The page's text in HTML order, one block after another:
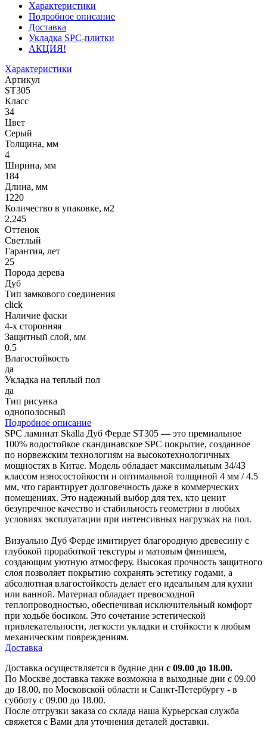
Характеристики
Подробное описание
Доставка
Укладка SPC-плитки
АКЦИЯ!
Характеристики
Артикул
ST305
Класс
34
Цвет
Серый
Толщина, мм
4
Ширина, мм
184
Длина, мм
1220
Количество в упаковке, м2
2,245
Оттенок
Светлый
Гарантия, лет
25
Порода дерева
Дуб
Тип замкового соединения
click
Наличие фаски
4-х сторонняя
Защитный слой, мм
0.5
Влагостойкость
да
Укладка на теплый пол
да
Тип рисунка
однополосный
Подробное описание
SPC ламинат Skalla Дуб Ферде ST305 — это премиальное
100% водостойкое скандинавское SPC покрытие, созданное
по норвежским технологиям на высокотехнологичных
мощностях в Китае. Модель обладает максимальным 34/43
классом износостойкости и оптимальной толщиной 4 мм / 4.5
мм, что гарантирует долговечность даже в коммерческих
помещениях. Это надежный выбор для тех, кто ценит
безупречное качество и стабильность геометрии в любых
условиях эксплуатации при интенсивных нагрузках на пол.
Визуально Дуб Ферде имитирует благородную древесину с
глубокой проработкой текстуры и матовым финишем,
создающим уютную атмосферу. Высокая прочность защитного
слоя позволяет покрытию сохранять эстетику годами, а
абсолютная влагостойкость делает его идеальным для кухни
или ванной. Материал обладает превосходной
теплопроводностью, обеспечивая исключительный комфорт
при ходьбе босиком. Это сочетание эстетической
привлекательности, легкости укладки и стойкости к любым
механическим повреждениям.
Доставка
Доставка осуществляется в будние дни с 09.00 до 18.00.
По Москве доставка также возможна в выходные дни с 09.00
до 18.00, по Московской области и Санкт-Петербургу - в
субботу с 09.00 до 18.00.
После отгрузки заказа со склада наша Курьерская служба
свяжется с Вами для уточнения деталей доставки.